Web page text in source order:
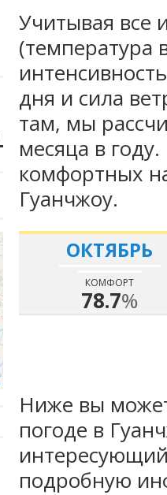
Учитывая все
(температура
дня и сила
там, мы
месяца в
комфортных
Гуанчжоу.
ОКТЯБРЬ
КОМФОРТ
78.7%
Ниже вы
погоде в
подробную